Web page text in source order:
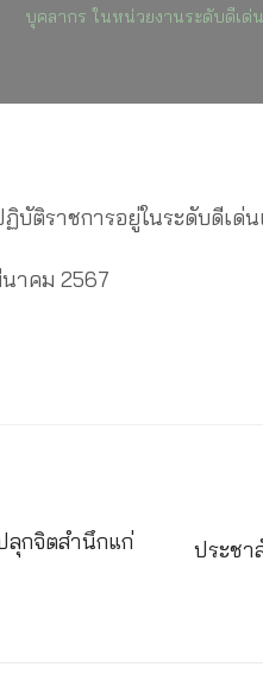
บุคลากร ในหน่วยงานระดับดีเด่
ติราชการอยู่ในระดับดีเด่
าคม 2567
ลุกจิตสำนึกแก่
ประชา